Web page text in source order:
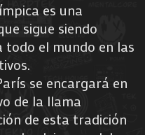
es una
sigue siendo
todo el mundo en las
se encargará en
de la llama
de esta tradición